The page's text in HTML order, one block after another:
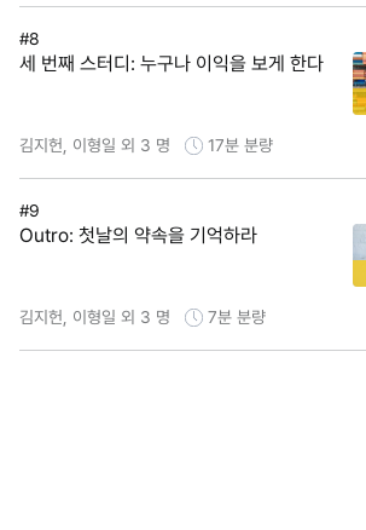
#8
세 번째 스터디: 누구나 이익을 보게 한다
김지헌, 이형일 외 3 명 17분 분량
#9
Outro: 첫날의 약속을 기억하라
김지헌, 이형일 외 3 명 7분 분량